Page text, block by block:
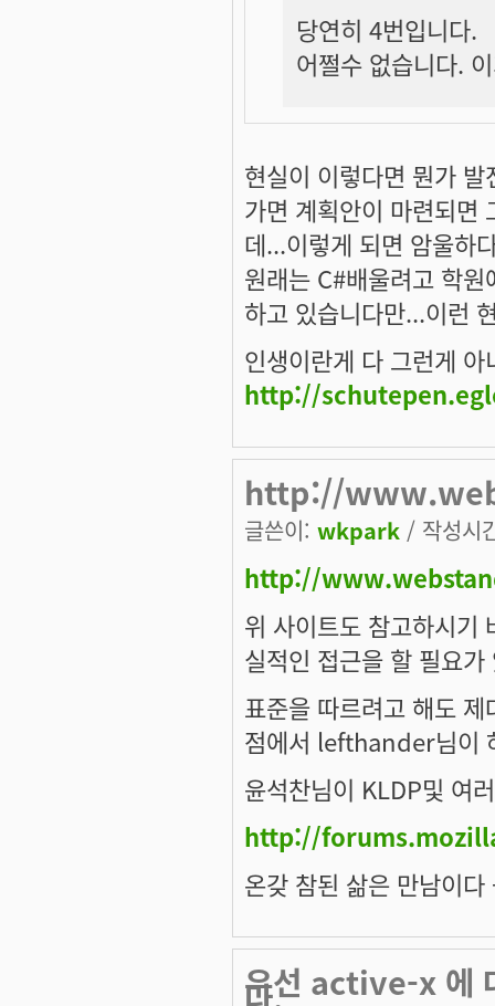
당연히 4번입니다.
어쩔수 없습니다.
현실이 이렇다면 뭔가
가면 계획안이 마련되면
데...이렇게 되면 암울하
원래는 C#배울려고 학
하고 있습니다만...이런
인생이란게 다 그런게
http://
http://
글쓴이: wkpark / 작성시
http://
위 사이트도 참고하시기
실적인 접근을 할 필요
표준을 따르려고 해도
점에서 lefthander님이
윤석찬님이 KLDP및 여
http://
온갖 참된 삶은 만남이
우선 active-x 에
다.